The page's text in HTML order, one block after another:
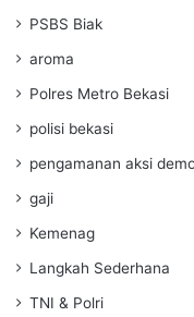
PSBS Biak
aroma
Polres Metro Bekasi
polisi bekasi
pengamanan aksi
gaji
Kemenag
Langkah Sederhana
TNI & Polri